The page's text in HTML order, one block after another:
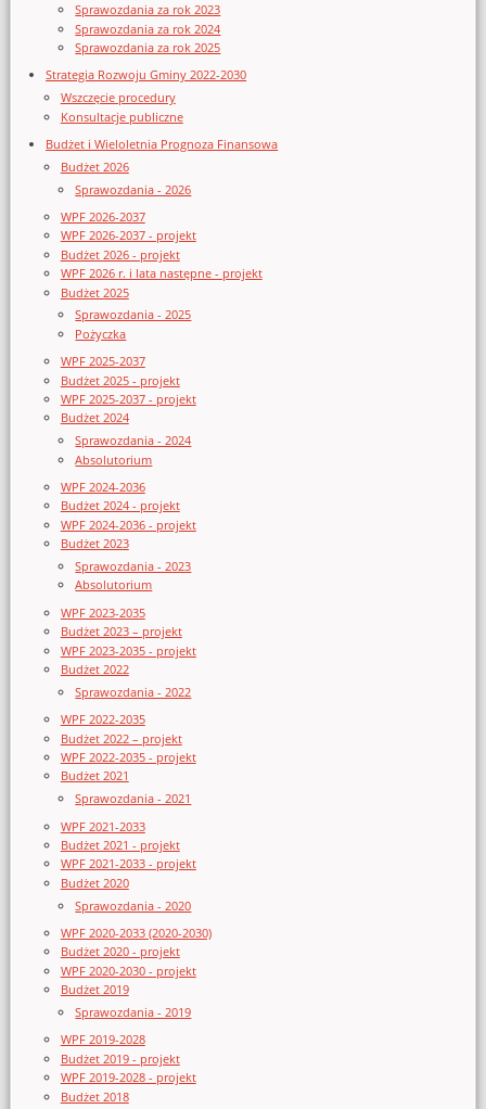
Sprawozdania za rok 2023
Sprawozdania za rok 2024
Sprawozdania za rok 2025
Strategia Rozwoju Gminy 2022-2030
Wszczęcie procedury
Konsultacje publiczne
Budżet i Wieloletnia Prognoza Finansowa
Budżet 2026
Sprawozdania - 2026
WPF 2026-2037
WPF 2026-2037 - projekt
Budżet 2026 - projekt
WPF 2026 r. i lata następne - projekt
Budżet 2025
Sprawozdania - 2025
Pożyczka
WPF 2025-2037
Budżet 2025 - projekt
WPF 2025-2037 - projekt
Budżet 2024
Sprawozdania - 2024
Absolutorium
WPF 2024-2036
Budżet 2024 - projekt
WPF 2024-2036 - projekt
Budżet 2023
Sprawozdania - 2023
Absolutorium
WPF 2023-2035
Budżet 2023 – projekt
WPF 2023-2035 - projekt
Budżet 2022
Sprawozdania - 2022
WPF 2022-2035
Budżet 2022 – projekt
WPF 2022-2035 - projekt
Budżet 2021
Sprawozdania - 2021
WPF 2021-2033
Budżet 2021 - projekt
WPF 2021-2033 - projekt
Budżet 2020
Sprawozdania - 2020
WPF 2020-2033 (2020-2030)
Budżet 2020 - projekt
WPF 2020-2030 - projekt
Budżet 2019
Sprawozdania - 2019
WPF 2019-2028
Budżet 2019 - projekt
WPF 2019-2028 - projekt
Budżet 2018